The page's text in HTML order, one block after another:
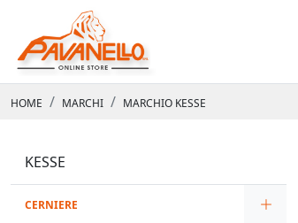
HOME MARCHI MARCHIO KESSE
KESSE
CERNIERE